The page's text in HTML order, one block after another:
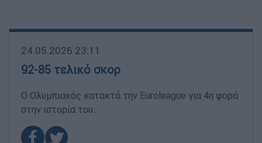
24.05.2026 23:11
92-85 τελικό σκορ
Ο Ολυμπιακός κατακτά την Euroleague για 4η φορά
στην ιστορία του.